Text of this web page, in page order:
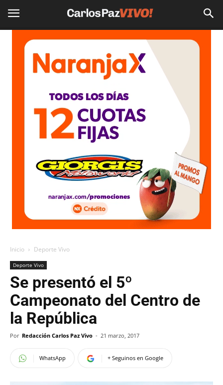
Inicio Deporte Vivo
Deporte Vivo
Se presentó el 5º
Campeonato del Centro de
la República
Por Redacción Carlos Paz Vivo - 21 marzo, 2017
WhatsApp + Seguinos en Google